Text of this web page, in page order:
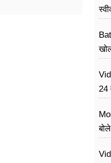
24